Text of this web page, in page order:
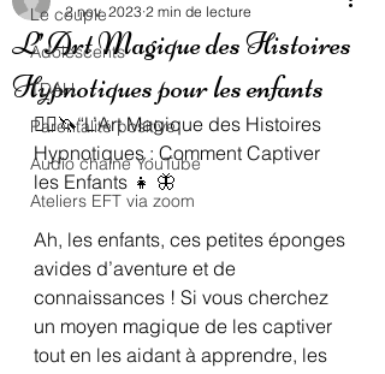
Le couple
Adolescents
TDAH
Parentalité positive
Audio chaîne YouTube
Ateliers EFT via zoom
L’Art Magique des Histoires
Hypnotiques pour les enfants
2 nov. 2023 2 min de lecture
🧚‍♀️🦄“L’Art Magique des Histoires
Hypnotiques : Comment Captiver
les Enfants 👧 🦋
Ah, les enfants, ces petites éponges
avides d’aventure et de
connaissances ! Si vous cherchez
un moyen magique de les captiver
tout en les aidant à apprendre, les